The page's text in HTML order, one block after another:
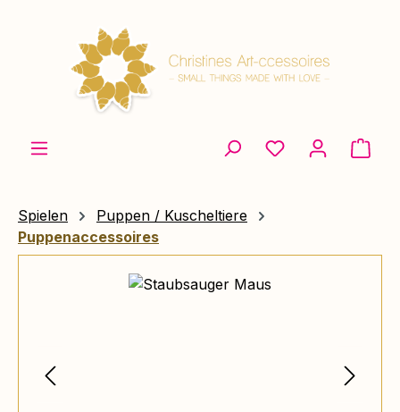
Spielen
Puppen / Kuscheltiere
Puppenaccessoires
Bildergalerie überspringen